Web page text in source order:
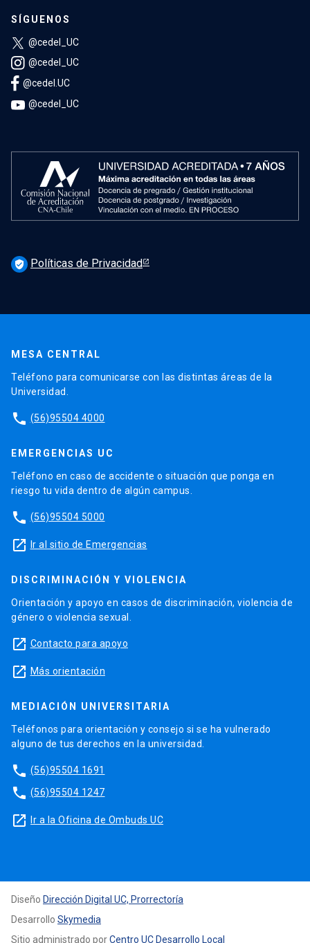
SÍGUENOS
@cedel_UC
@cedel_UC
@cedel.UC
@cedel_UC
verified_user Políticas de Privacidad
MESA CENTRAL
Teléfono para comunicarse con las distintas áreas de la
Universidad.
phone (56)95504 4000
EMERGENCIAS UC
Teléfono en caso de accidente o situación que ponga en
riesgo tu vida dentro de algún campus.
phone (56)95504 5000
launch Ir al sitio de Emergencias
DISCRIMINACIÓN Y VIOLENCIA
Orientación y apoyo en casos de discriminación, violencia de
género o violencia sexual.
launch Contacto para apoyo
launch Más orientación
MEDIACIÓN UNIVERSITARIA
Teléfonos para orientación y consejo si se ha vulnerado
alguno de tus derechos en la universidad.
phone (56)95504 1691
phone (56)95504 1247
launch Ir a la Oficina de Ombuds UC
Diseño Dirección Digital UC, Prorrectoría
Desarrollo Skymedia
Sitio administrado porCentro UC Desarrollo Local